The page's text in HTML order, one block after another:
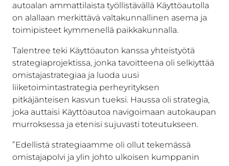
autoalan ammattilaista työllistävällä Käyttöautolla
on alallaan merkittävä valtakunnallinen asema ja
toimipisteet kymmenellä paikkakunnalla.
Talentree teki Käyttöauton kanssa yhteistyötä
strategiaprojektissa, jonka tavoitteena oli selkiyttää
omistajastrategiaa ja luoda uusi
liiketoimintastrategia perheyrityksen
pitkäjänteisen kasvun tueksi. Haussa oli strategia,
joka auttaisi Käyttöautoa navigoimaan autokaupan
murroksessa ja etenisi sujuvasti toteutukseen.
”Edellistä strategiaamme oli ollut tekemässä
omistajapolvi ja ylin johto ulkoisen kumppanin